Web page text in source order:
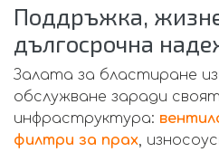
Поддръжка,
дългосрочна
Залата за бластиране
обслужване заради
инфраструктура:
филтри за прах ,